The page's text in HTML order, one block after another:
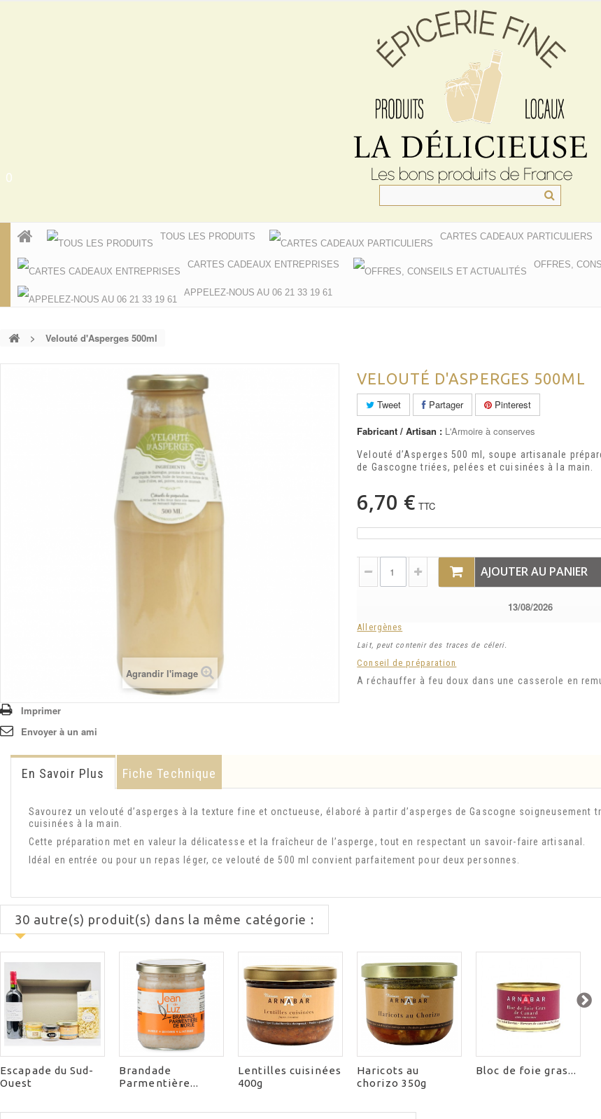
0
TOUS LES PRODUITS CARTES CADEAUX PARTICULIERS
CARTES CADEAUX ENTREPRISES OFFRES,
APPELEZ-NOUS AU 06 21 33 19 61
> Velouté d'Asperges 500ml
Agrandir l'image
Imprimer
Envoyer à un ami
VELOUTÉ D'ASPERGES 500ML
Tweet Partager
Pinterest
Fabricant / Artisan : L'Armoire à conserves
Velouté d’Asperges 500 ml, soupe artisanale
de Gascogne triées, pelées et cuisinées à la main.
6,70 € TTC
AJOUTER AU PANIER
13/08/2026
Allergènes
Lait, peut contenir des traces de céleri.
Conseil de préparation
A réchauffer à feu doux dans une casserole en
En Savoir Plus Fiche Technique
Savourez un velouté d’asperges à la texture fine et onctueuse, élaboré à partir d’asperges de Gascogne soigneusement
cuisinées à la main.
Cette préparation met en valeur la délicatesse et la fraîcheur de l’asperge, tout en respectant un savoir-faire artisanal.
Idéal en entrée ou pour un repas léger, ce velouté de 500 ml convient parfaitement pour deux personnes.
30 autre(s) produit(s) dans la même catégorie :
Escapade du Sud-
Ouest
Brandade
Parmentière...
Lentilles cuisinées
400g
Haricots au
chorizo 350g
Bloc de foie gras...